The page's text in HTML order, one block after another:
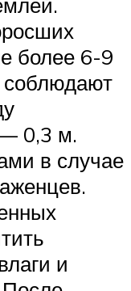
более 6-9
0,3 м.
в случае
и